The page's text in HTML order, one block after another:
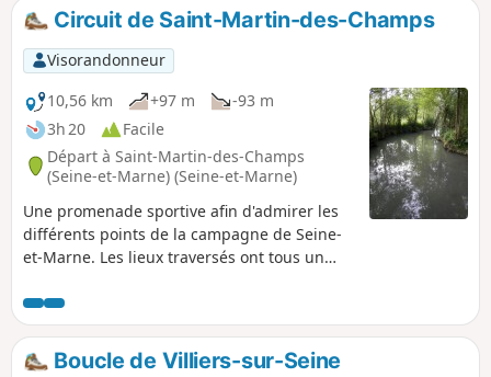
ruisseaux et la banquette herbeuse d'un
aqueduc souterrain. Une randonnée
bucolique et patrimoniale à la fois, dans un
cadre paisible.
Circuit de Saint-Martin-des-Champs
Visorandonneur
10,56 km
+97 m
-93 m
3h 20
Facile
Départ à Saint-Martin-des-Champs
(Seine-et-Marne) (Seine-et-Marne)
Une promenade sportive afin d'admirer les
différents points de la campagne de Seine-
et-Marne. Les lieux traversés ont tous un
Boucle de Villiers-sur-Seine